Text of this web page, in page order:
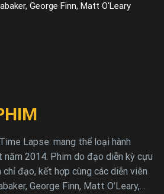
George Finn, Matt O'Leary
Lapse: mang thể loại hành
2014. Phim do đạo diễn kỳ cựu
chỉ đạo, kết hợp cùng các diễn viên
George Finn, Matt O’Leary,…